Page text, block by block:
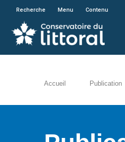
En
Recherche Menu Contenu
Accueil Publication